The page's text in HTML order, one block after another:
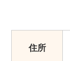
住所